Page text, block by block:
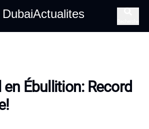
DubaiActualites
en Ébullition: Record